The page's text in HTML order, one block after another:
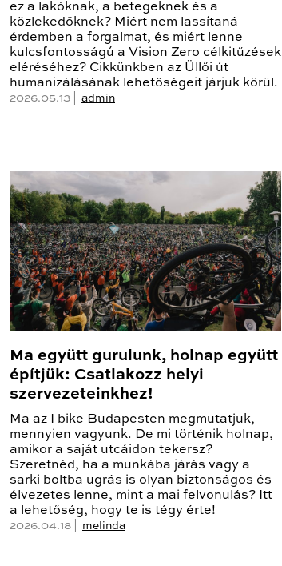
ez a lakóknak, a betegeknek és a
közlekedőknek? Miért nem lassítaná
érdemben a forgalmat, és miért lenne
kulcsfontosságú a Vision Zero célkitűzések
eléréséhez? Cikkünkben az Üllői út
humanizálásának lehetőségeit járjuk körül.
2026.05.13 | admin
Ma együtt gurulunk, holnap együtt
építjük: Csatlakozz helyi
szervezeteinkhez!
Ma az I bike Budapesten megmutatjuk,
mennyien vagyunk. De mi történik holnap,
amikor a saját utcáidon tekersz?
Szeretnéd, ha a munkába járás vagy a
sarki boltba ugrás is olyan biztonságos és
élvezetes lenne, mint a mai felvonulás? Itt
a lehetőség, hogy te is tégy érte!
2026.04.18 | melinda